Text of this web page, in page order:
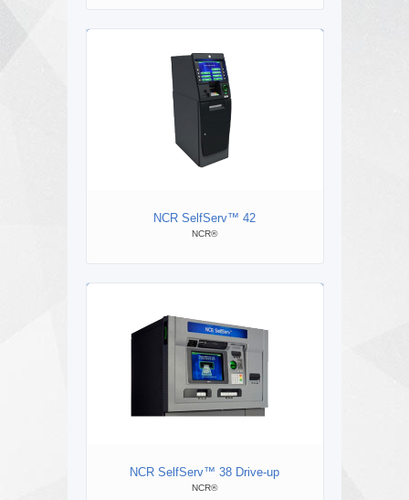
NCR SelfServ™ 42
NCR®
NCR SelfServ™ 38 Drive-up
NCR®